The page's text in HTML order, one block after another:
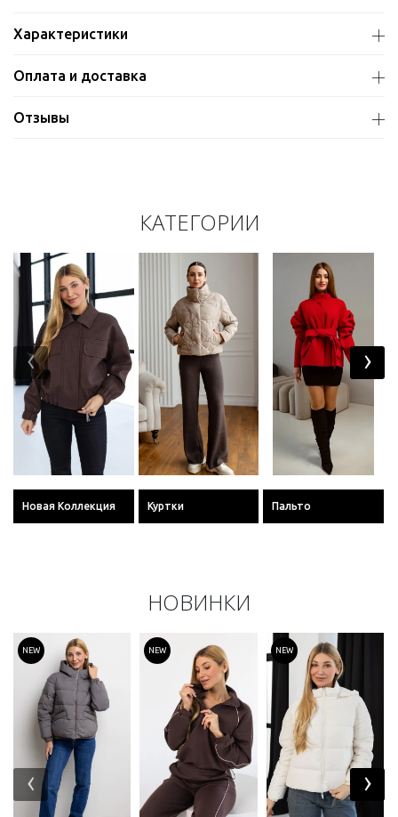
Характеристики
Оплата и доставка
Отзывы
КАТЕГОРИИ
Новая Коллекция Куртки Пальто
‹ ›
НОВИНКИ
NEW NEW NEW
‹ ›